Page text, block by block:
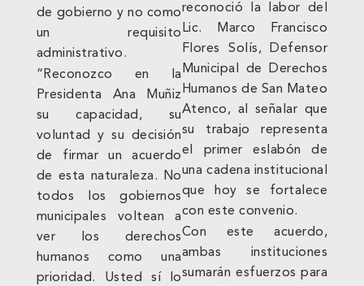
de gobierno y no como
un requisito
administrativo.
“Reconozco en la
Presidenta Ana Muñiz
su capacidad, su
voluntad y su decisión
de firmar un acuerdo
de esta naturaleza. No
todos los gobiernos
municipales voltean a
ver los derechos
humanos como una
prioridad. Usted sí lo
reconoció la labor del
Lic. Marco Francisco
Flores Solís, Defensor
Municipal de Derechos
Humanos de San Mateo
Atenco, al señalar que
su trabajo representa
el primer eslabón de
una cadena institucional
que hoy se fortalece
con este convenio.
Con este acuerdo,
ambas instituciones
sumarán esfuerzos para